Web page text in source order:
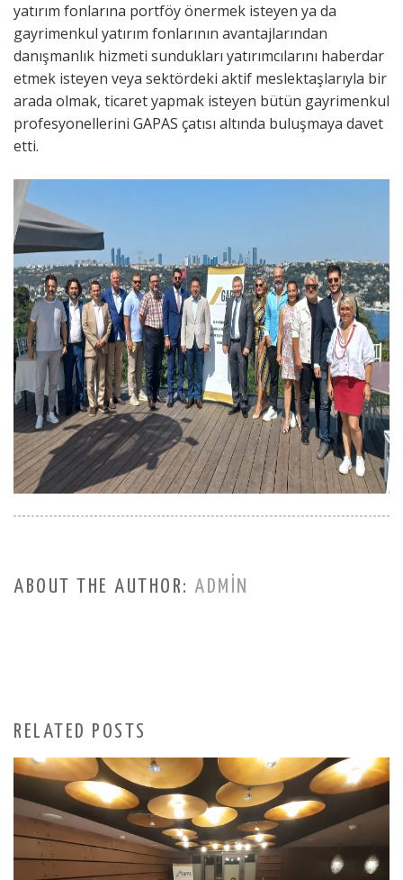
yatırım fonlarına portföy önermek isteyen ya da
gayrimenkul yatırım fonlarının avantajlarından
danışmanlık hizmeti sundukları yatırımcılarını haberdar
etmek isteyen veya sektördeki aktif meslektaşlarıyla bir
arada olmak, ticaret yapmak isteyen bütün gayrimenkul
profesyonellerini GAPAS çatısı altında buluşmaya davet
etti.
ABOUT THE AUTHOR: ADMIN
RELATED POSTS